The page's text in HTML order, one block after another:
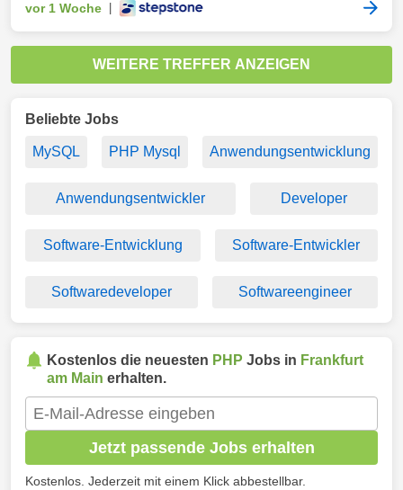
vor 1 Woche
WEITERE TREFFER ANZEIGEN
Beliebte Jobs
MySQL PHP Mysql Anwendungsentwicklung
Anwendungsentwickler Developer
Software-Entwicklung Software-Entwickler
Softwaredeveloper Softwareengineer
Kostenlos die neuesten PHP Jobs in Frankfurt
am Main erhalten.
Jetzt passende Jobs erhalten
Kostenlos. Jederzeit mit einem Klick abbestellbar.